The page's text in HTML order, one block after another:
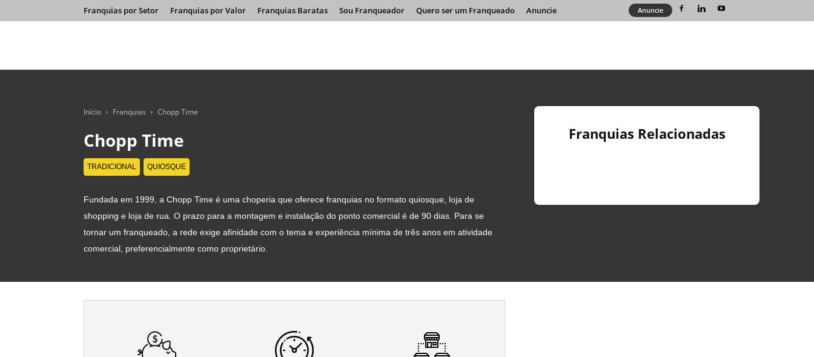
Franquias por Setor Franquias por Valor Franquias Baratas Sou Franqueador Quero ser um Franqueado Anuncie Anuncie
Início Franquias Chopp Time
Chopp Time
TRADICIONAL QUIOSQUE
Fundada em 1999, a Chopp Time é uma choperia que oferece franquias no formato quiosque, loja de
shopping e loja de rua. O prazo para a montagem e instalação do ponto comercial é de 90 dias. Para se
tornar um franqueado, a rede exige afinidade com o tema e experiência mínima de três anos em atividade
comercial, preferencialmente como proprietário.
Franquias Relacionadas